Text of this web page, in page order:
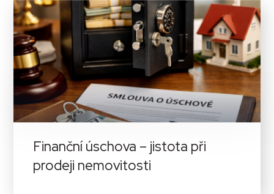
Finanční úschova – jistota při
prodeji nemovitosti